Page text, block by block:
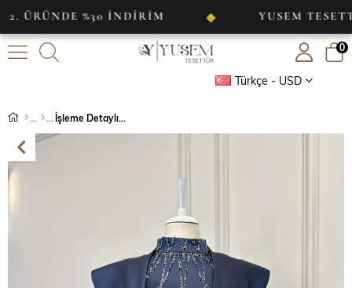
%30 İNDİRİM ◆ YUSEM TESETTÜR
Türkçe - USD
0
İşleme Detaylı Saten Abiye Lacivert